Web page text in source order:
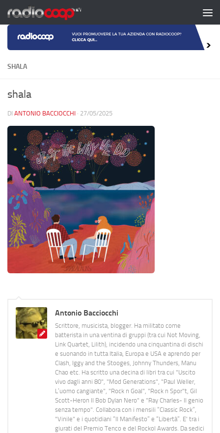
Salta al contenuto
SHALA
shala
DI ANTONIO BACCIOCCHI · 27/05/2025
Antonio Bacciocchi
Scrittore, musicista, blogger. Ha militato come
batterista in una ventina di gruppi (tra cui Not Moving,
Link Quartet, Lilith), incidendo una cinquantina di dischi
e suonando in tutta Italia, Europa e USA e aprendo per
Clash, Iggy and the Stooges, Johnny Thunders, Manu
Chao etc. Ha scritto una decina di libri tra cui "Uscito
vivo dagli anni 80", "Mod Generations", "Paul Weller,
L’uomo cangiante", "Rock n Goal", "Rock n Spor"t, Gil
Scott-Heron Il Bob Dylan Nero" e "Ray Charles- Il genio
senza tempo". Collabora con i mensili “Classic Rock”,
"Vinile" e i quotidiani “Il Manifesto” e “Libertà”. E' tra i
giurati del Premio Tenco e del Rockol Awards. Da sedici